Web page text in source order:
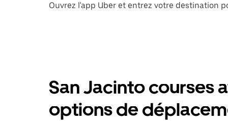
Ouvrez l'app Uber et entrez votre destination
San Jacinto courses
options de